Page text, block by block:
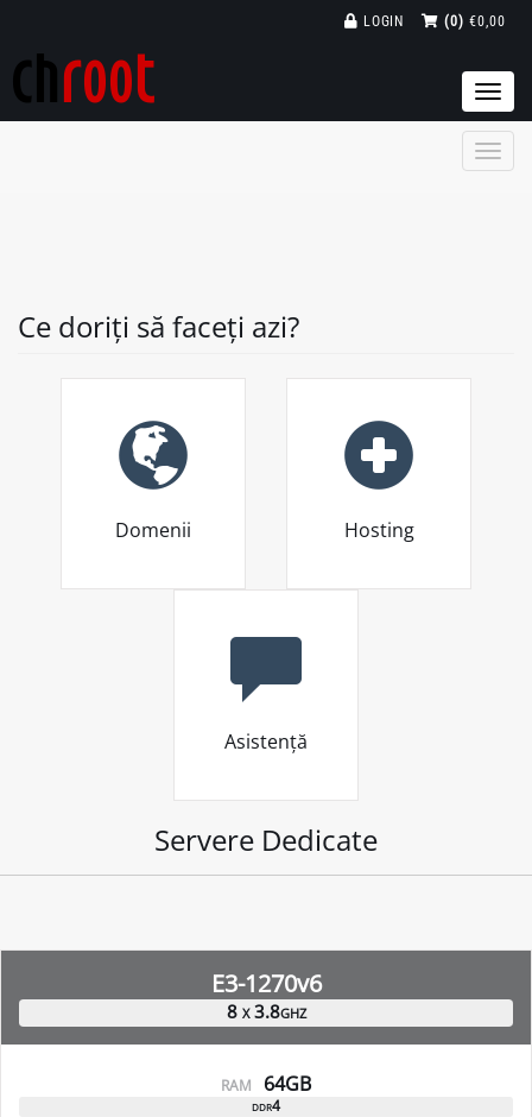
(0) €0,00
LOGIN
Ce doriți să faceți azi?
Domenii Hosting
Asistență
Servere Dedicate
E3-1270v6
8 x 3.8ghz
RAM 64GB
ddr4